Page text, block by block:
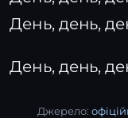
День, день,
День, день,
Джерело: